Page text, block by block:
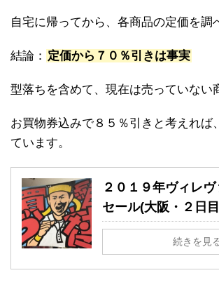
自宅に帰ってから、各商品の定価を調
結論： 定価から７０％引きは事実
型落ちを含めて、現在は売っていない
お買物券込みで８５％引きと考えれば
ています。
２０１９年ヴィレ
セール(大阪・２日
続きを見